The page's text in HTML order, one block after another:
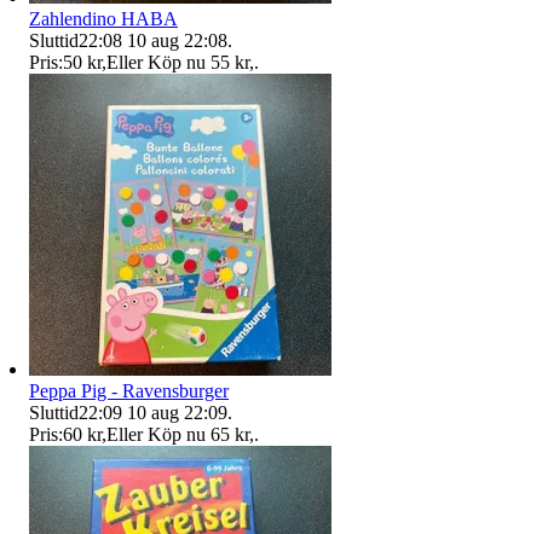
Zahlendino HABA
Sluttid22:08 10 aug 22:08.
Pris:50 kr,Eller Köp nu 55 kr,.
Peppa Pig - Ravensburger
Sluttid22:09 10 aug 22:09.
Pris:60 kr,Eller Köp nu 65 kr,.